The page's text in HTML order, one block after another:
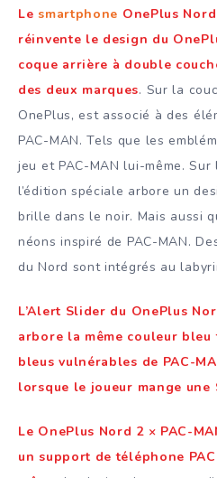
Lesmartphone OnePlus
réinvente le design du
coque arrière à double
des deux marques. Sur la
OnePlus, est associé à des
PAC-MAN. Tels que les
jeu et PAC-MAN lui-même.
l’édition spéciale arbore un
brille dans le noir. Mais aussi
néons inspiré de PAC-MAN.
du Nord sont intégrés au
L’Alert Slider du OnePlus
arbore la même couleur
bleus vulnérables de PAC-
lorsque le joueur mange une
Le OnePlus Nord 2 × PAC-
un support de téléphone